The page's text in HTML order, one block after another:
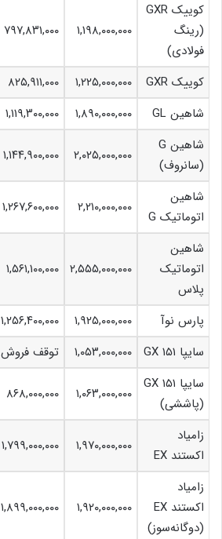
کوییک GXR
(رینگ
فولادی)
۱,۱۹۸,۰۰۰,۰۰۰ ۷۹۷,۸۳۱,۰۰۰
کوییک GXR ۱,۲۲۵,۰۰۰,۰۰۰ ۸۲۵,۹۱۱,۰۰۰
شاهین GL
۱,۸۹۰,۰۰۰,۰۰۰ ۱,۱۱۹,۳۰۰,۰۰۰
شاهین G
(سانروف)
۲,۰۲۵,۰۰۰,۰۰۰ ۱,۱۴۴,۹۰۰,۰۰۰
شاهین
اتوماتیک G
۲,۲۱۰,۰۰۰,۰۰۰ ۱,۲۶۷,۶۰۰,۰۰۰
شاهین
اتوماتیک
پلاس
۲,۵۵۵,۰۰۰,۰۰۰ ۱,۵۶۱,۱۰۰,۰۰۰
پارس نوآ ۱,۹۲۵,۰۰۰,۰۰۰ ۱,۲۵۶,۴۰۰,۰۰۰
سایپا ۱۵۱ GX
۱,۰۵۳,۰۰۰,۰۰۰ توقف فروش
سایپا ۱۵۱ GX
(پاششی)
۱,۰۶۳,۰۰۰,۰۰۰ ۸۶۸,۰۰۰,۰۰۰
زامیاد
اکستند EX
۱,۹۷۰,۰۰۰,۰۰۰ ۱,۷۹۹,۰۰۰,۰۰۰
زامیاد
اکستند EX
(دوگانه‌سوز)
۱,۹۲۰,۰۰۰,۰۰۰ ۱,۸۹۹,۰۰۰,۰۰۰